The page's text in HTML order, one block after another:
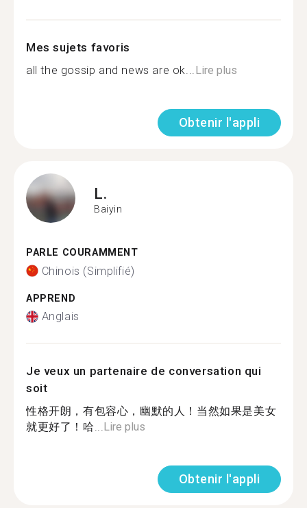
Mes sujets favoris
all the gossip and news are ok...Lire plus
Obtenir l'appli
L.
Baiyin
PARLE COURAMMENT
Chinois (Simplifié)
APPREND
Anglais
Je veux un partenaire de conversation qui
soit
性格开朗，有包容心，幽默的人！当然如果是美女
就更好了！哈...Lire plus
Obtenir l'appli